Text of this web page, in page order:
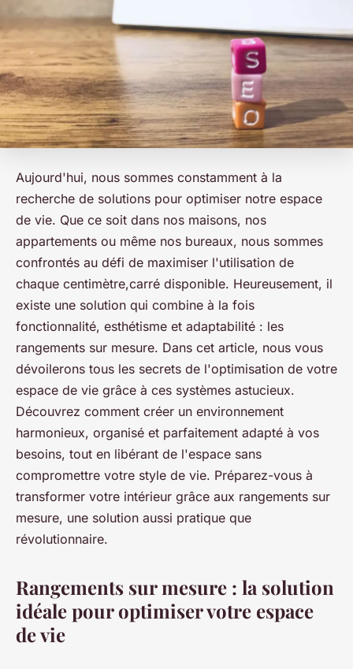
Aujourd'hui, nous sommes constamment à la
recherche de solutions pour optimiser notre espace
de vie. Que ce soit dans nos maisons, nos
appartements ou même nos bureaux, nous sommes
confrontés au défi de maximiser l'utilisation de
chaque centimètre,carré disponible. Heureusement, il
existe une solution qui combine à la fois
fonctionnalité, esthétisme et adaptabilité : les
rangements sur mesure. Dans cet article, nous vous
dévoilerons tous les secrets de l'optimisation de votre
espace de vie grâce à ces systèmes astucieux.
Découvrez comment créer un environnement
harmonieux, organisé et parfaitement adapté à vos
besoins, tout en libérant de l'espace sans
compromettre votre style de vie. Préparez-vous à
transformer votre intérieur grâce aux rangements sur
mesure, une solution aussi pratique que
révolutionnaire.
Rangements sur mesure : la solution
idéale pour optimiser votre espace
de vie